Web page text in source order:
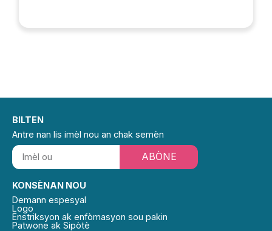
KONSÈNAN NOU
Demann espesyal
Logo
Enstriksyon ak enfòmasyon sou pakin
Patwone ak Sipòtè
BILTEN
Antre nan lis imèl nou an chak semèn
ABÒNE